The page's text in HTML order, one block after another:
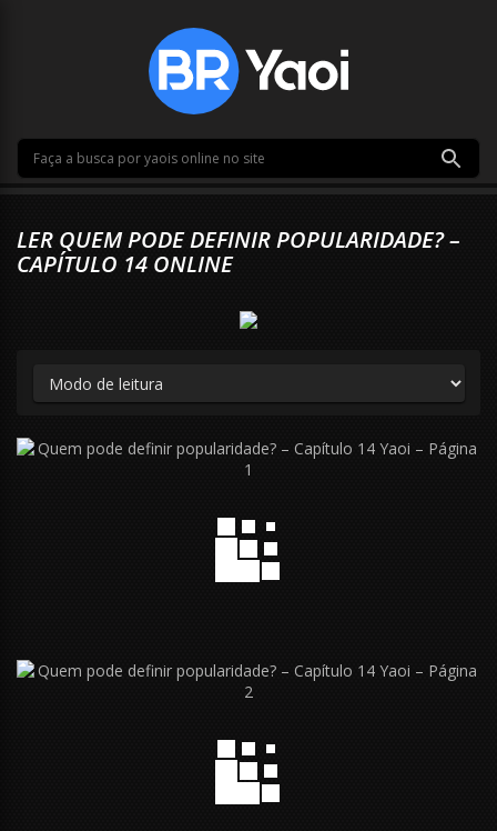
LER QUEM PODE DEFINIR POPULARIDADE? –
CAPÍTULO 14 ONLINE